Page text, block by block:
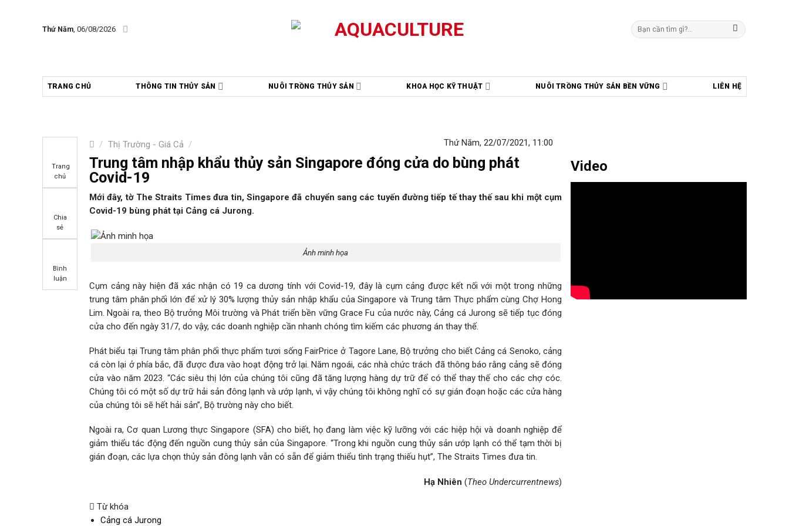
Thứ Năm, 06/08/2026
Tìm
kiếm:
TRANG CHỦ THÔNG TIN THỦY SẢN NUÔI TRỒNG THỦY SẢN KHOA HỌC KỸ THUẬT NUÔI TRỒNG THỦY SẢN BỀN VỮNG LIÊN HỆ
/ Thị Trường - Giá Cả /
Trang
chủ
Chia
sẻ
Bình
luận
Thứ Năm, 22/07/2021, 11:00
Trung tâm nhập khẩu thủy sản Singapore đóng cửa do bùng phát
Covid-19
Mới đây, tờ The Straits Times đưa tin, Singapore đã chuyển sang các tuyến đường tiếp tế thay thế sau khi một cụm
Covid-19 bùng phát tại Cảng cá Jurong.
Ảnh minh họa
Cụm cảng này hiện đã xác nhận có 19 ca dương tính với Covid-19, đây là cụm cảng được kết nối với một trong những
trung tâm phân phối lớn để xử lý 30% lượng thủy sản nhập khẩu của Singapore và Trung tâm Thực phẩm cùng Chợ Hong
Lim. Ngoài ra, theo Bộ trưởng Môi trường và Phát triển bền vững Grace Fu của nước này, Cảng cá Jurong sẽ tiếp tục đóng
cửa cho đến ngày 31/7, do vậy, các doanh nghiệp cần nhanh chóng tìm kiếm các phương án thay thế.
Phát biểu tại Trung tâm phân phối thực phẩm tươi sống FairPrice ở Tagore Lane, Bộ trưởng cho biết Cảng cá Senoko, cảng
cá còn lại ở phía bắc, đã được đưa vào hoạt động trở lại. Năm ngoái, các nhà chức trách đã thông báo rằng cảng sẽ đóng
cửa vào năm 2023. “Các siêu thị lớn của chúng tôi cũng đã tăng lượng hàng dự trữ để có thể thay thế cho các chợ cóc.
Chúng tôi có một số dự trữ hải sản đông lạnh và ướp lạnh, vì vậy chúng tôi không nghĩ có sự gián đoạn hoặc các cửa hàng
của chúng tôi sẽ hết hải sản”, Bộ trường này cho biết.
Ngoài ra, Cơ quan Lương thực Singapore (SFA) cho biết, họ đang làm việc kỹ lưỡng với các hiệp hội và doanh nghiệp để
giảm thiểu tác động đến nguồn cung thủy sản của Singapore. “Trong khi nguồn cung thủy sản ướp lạnh có thể tạm thời bị
gián đoạn, các lựa chọn thủy sản đông lạnh vẫn có sẵn để giảm thiểu tình trạng thiếu hụt”, The Straits Times đưa tin.
Hạ Nhiên (Theo Undercurrentnews)
Từ khóa
Cảng cá Jurong
Video